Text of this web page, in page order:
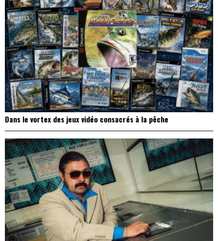
Dans le vortex des jeux vidéo consacrés à la pêche